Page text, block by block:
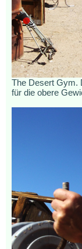
The Desert Gym.
für die obere